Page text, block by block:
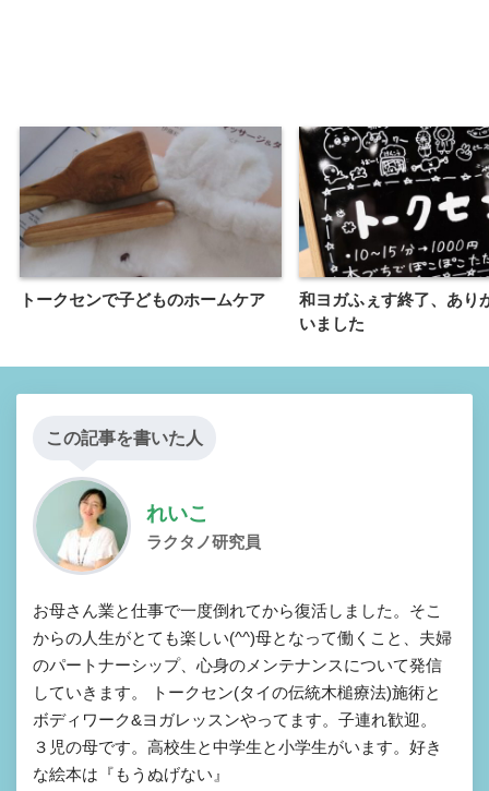
トークセンで子どものホームケア
和ヨガふぇす終了、あり
いました
この記事を書いた人
れいこ
ラクタノ研究員
お母さん業と仕事で一度倒れてから復活しました。そこ
からの人生がとても楽しい(^^)母となって働くこと、夫婦
のパートナーシップ、心身のメンテナンスについて発信
していきます。 トークセン(タイの伝統木槌療法)施術と
ボディワーク&ヨガレッスンやってます。子連れ歓迎。
３児の母です。高校生と中学生と小学生がいます。好き
な絵本は『もうぬげない』